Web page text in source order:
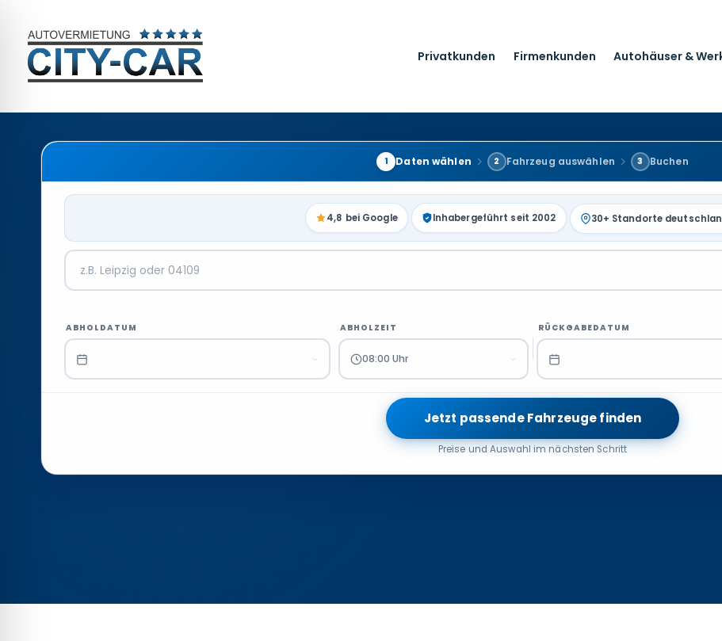
Privatkunden Firmenkunden Autohäuser &
1 Daten wählen 2 Fahrzeug auswählen 3 Buchen
4,8 bei Google Inhabergeführt seit 2002 30+ Standorte
ABHOLDATUM ABHOLZEIT
08:00 Uhr
RÜCKGABEDATUM
Jetzt passende Fahrzeuge finden
Preise und Auswahl im nächsten Schritt